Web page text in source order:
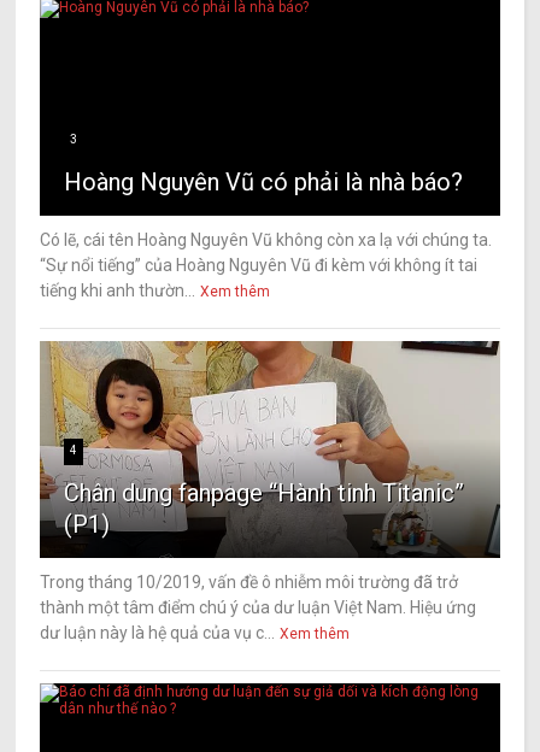
3
Hoàng Nguyên Vũ có phải là nhà báo?
Có lẽ, cái tên Hoàng Nguyên Vũ không còn xa lạ với chúng ta.
“Sự nổi tiếng” của Hoàng Nguyên Vũ đi kèm với không ít tai
tiếng khi anh thườn...
Xem thêm
4
Chân dung fanpage “Hành tinh Titanic”
(P1)
Trong tháng 10/2019, vấn đề ô nhiễm môi trường đã trở
thành một tâm điểm chú ý của dư luận Việt Nam. Hiệu ứng
dư luận này là hệ quả của vụ c...
Xem thêm